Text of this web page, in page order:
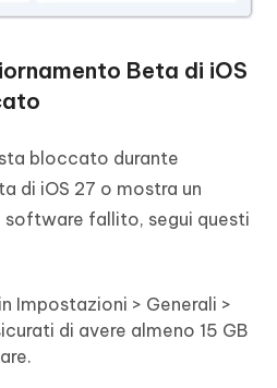
Beta di iOS
bloccato durante
di iOS 27 o mostra un
fallito, segui questi
Impostazioni > Generali >
di avere almeno 15 GB